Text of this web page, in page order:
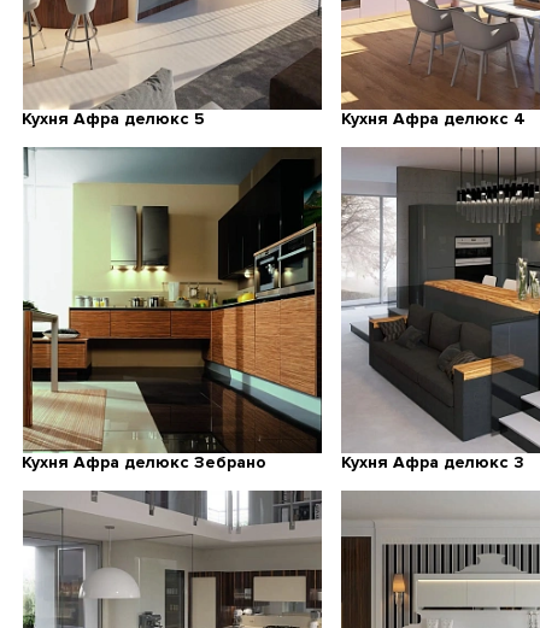
Кухня Афра делюкс 5 Кухня Афра делюкс 4
Кухня Афра делюкс Зебрано Кухня Афра делюкс 3